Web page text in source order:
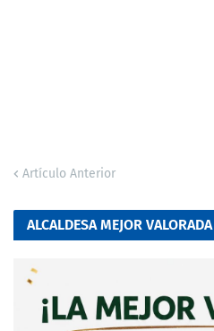
Artículo Anterior
ALCALDESA MEJOR VALORADA